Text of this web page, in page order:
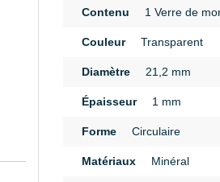
Contenu 1 Verre de
Couleur Transparent
Diamètre 21,2 mm
Épaisseur 1 mm
Forme Circulaire
Matériaux Minéral